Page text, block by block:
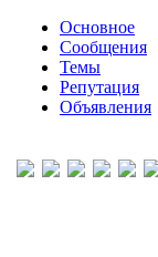
Основное
Сообщения
Темы
Репутация
Объявления